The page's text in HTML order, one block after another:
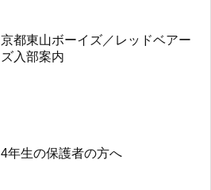
京都東山ボーイズ／レッドベアー
ズ入部案内
4年生の保護者の方へ